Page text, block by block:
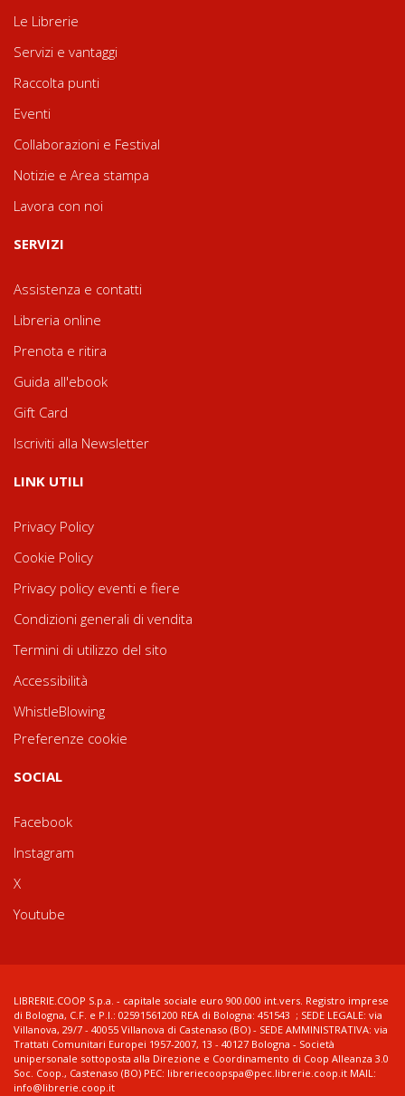
Le Librerie
Servizi e vantaggi
Raccolta punti
Eventi
Collaborazioni e Festival
Notizie e Area stampa
Lavora con noi
SERVIZI
Assistenza e contatti
Libreria online
Prenota e ritira
Guida all'ebook
Gift Card
Iscriviti alla Newsletter
LINK UTILI
Privacy Policy
Cookie Policy
Privacy policy eventi e fiere
Condizioni generali di vendita
Termini di utilizzo del sito
Accessibilità
WhistleBlowing
Preferenze cookie
SOCIAL
Facebook
Instagram
X
Youtube
LIBRERIE.COOP S.p.a. - capitale sociale euro 900.000 int.vers. Registro imprese
di Bologna, C.F. e P.I.: 02591561200 REA di Bologna: 451543 ; SEDE LEGALE: via
Villanova, 29/7 - 40055 Villanova di Castenaso (BO) - SEDE AMMINISTRATIVA: via
Trattati Comunitari Europei 1957-2007, 13 - 40127 Bologna - Società
unipersonale sottoposta alla Direzione e Coordinamento di Coop Alleanza 3.0
Soc. Coop., Castenaso (BO) PEC: libreriecoopspa@pec.librerie.coop.it MAIL:
info@librerie.coop.it